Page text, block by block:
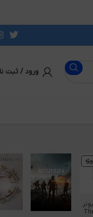
ورود / ثبت